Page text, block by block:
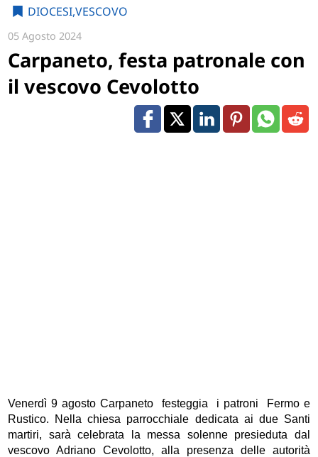
DIOCESI,VESCOVO
05 Agosto 2024
Carpaneto, festa patronale con
il vescovo Cevolotto
Venerdì 9 agosto Carpaneto festeggia i patroni Fermo e
Rustico. Nella chiesa parrocchiale dedicata ai due Santi
martiri, sarà celebrata la messa solenne presieduta dal
vescovo Adriano Cevolotto, alla presenza delle autorità